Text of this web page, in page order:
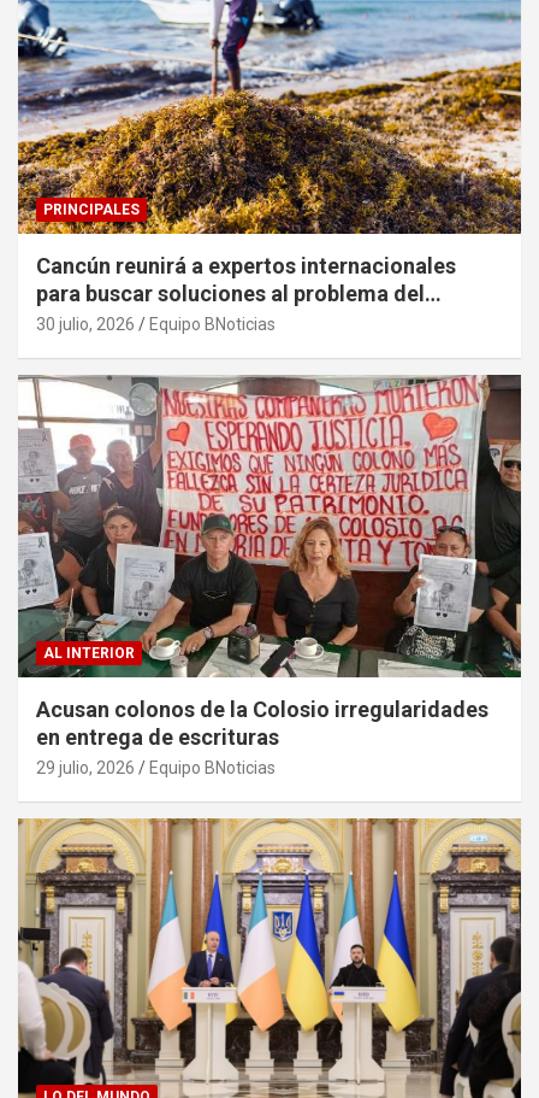
PRINCIPALES
Cancún reunirá a expertos internacionales
para buscar soluciones al problema del
sargazo
30 julio, 2026 Equipo BNoticias
AL INTERIOR
Acusan colonos de la Colosio irregularidades
en entrega de escrituras
29 julio, 2026 Equipo BNoticias